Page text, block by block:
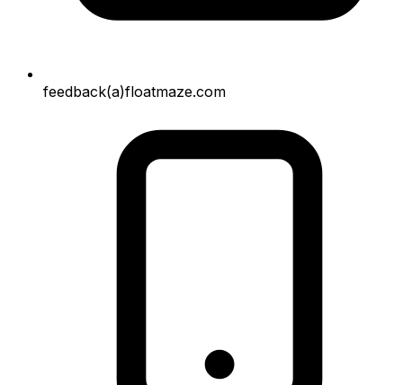
feedback(a)floatmaze.com